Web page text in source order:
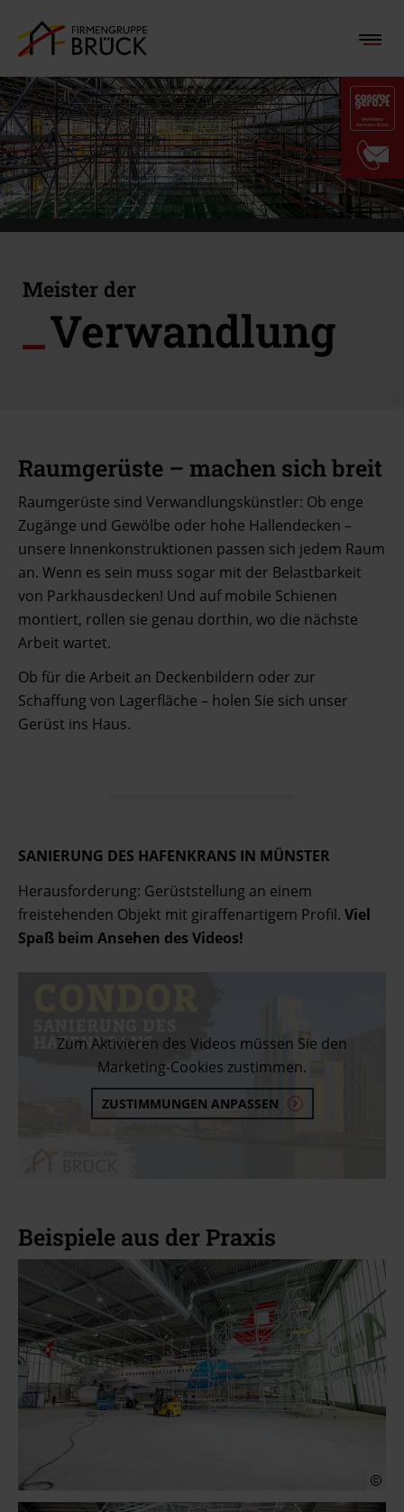
Meister der
Verwandlung
Raumgerüste – machen sich breit
Raumgerüste sind Verwandlungskünstler: Ob enge
Zugänge und Gewölbe oder hohe Hallendecken –
unsere Innenkonstruktionen passen sich jedem Raum
an. Wenn es sein muss sogar mit der Belastbarkeit
von Parkhausdecken! Und auf mobile Schienen
montiert, rollen sie genau dorthin, wo die nächste
Arbeit wartet.
Ob für die Arbeit an Deckenbildern oder zur
Schaffung von Lagerfläche – holen Sie sich unser
Gerüst ins Haus.
SANIERUNG DES HAFENKRANS IN MÜNSTER
Herausforderung: Gerüststellung an einem
freistehenden Objekt mit giraffenartigem Profil. Viel
Spaß beim Ansehen des Videos!
Zum Aktivieren des Videos müssen Sie den
Marketing-Cookies zustimmen.
ZUSTIMMUNGEN ANPASSEN
Beispiele aus der Praxis